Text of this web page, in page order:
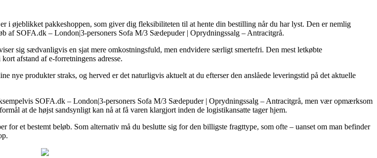
i øjeblikket pakkeshoppen, som giver dig fleksibiliteten til at hente din bestilling når du har lyst. Den er nemlig
af SOFA.dk – London|3-personers Sofa M/3 Sædepuder | Oprydningssalg – Antracitgrå.
sig sædvanligvis en sjat mere omkostningsfuld, men endvidere særligt smertefri. Den mest letkøbte
afstand af e-forretningens adresse.
produkter straks, og herved er det naturligvis aktuelt at du efterser den anslåede leveringstid på det aktuelle
SOFA.dk – London|3-personers Sofa M/3 Sædepuder | Oprydningssalg – Antracitgrå, men vær opmærksom
at de højst sandsynligt kan nå at få varen klargjort inden de logistikansatte tager hjem.
et bestemt beløb. Som alternativ må du beslutte sig for den billigste fragttype, som ofte – uanset om man befinder